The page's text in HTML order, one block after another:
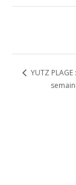
YUTZ